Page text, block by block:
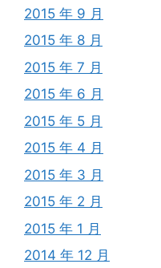
2015 年 9 月
2015 年 8 月
2015 年 7 月
2015 年 6 月
2015 年 5 月
2015 年 4 月
2015 年 3 月
2015 年 2 月
2015 年 1 月
2014 年 12 月